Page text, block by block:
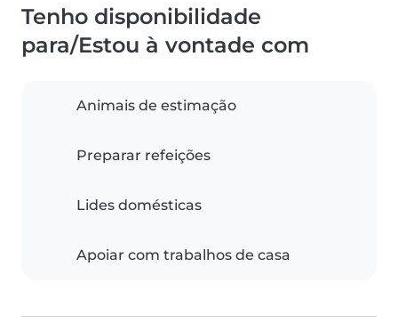
Tenho disponibilidade
para/Estou à vontade com
Animais de estimação
Preparar refeições
Lides domésticas
Apoiar com trabalhos de casa